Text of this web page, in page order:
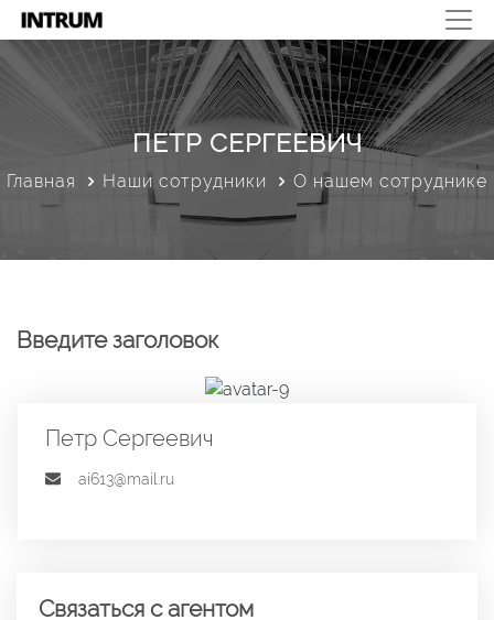
ПЕТР СЕРГЕЕВИЧ
Главная Наши сотрудники О нашем сотруднике
Введите заголовок
Петр Сергеевич
ai613@mail.ru
Связаться с агентом